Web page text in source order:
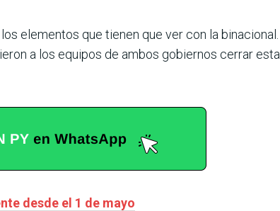
elementos que tienen que ver con la binacional.
a los equipos de ambos gobiernos cerrar esta
desde el 1 de mayo